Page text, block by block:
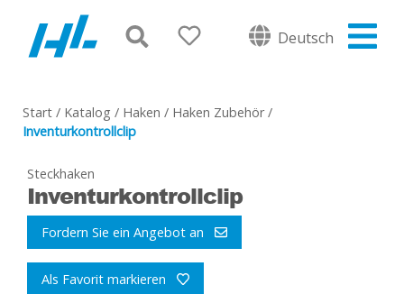
Deutsch
Start / Katalog / Haken / Haken Zubehör/
Inventurkontrollclip
Steckhaken
Inventurkontrollclip
Fordern Sie ein Angebot an
Als Favorit markieren